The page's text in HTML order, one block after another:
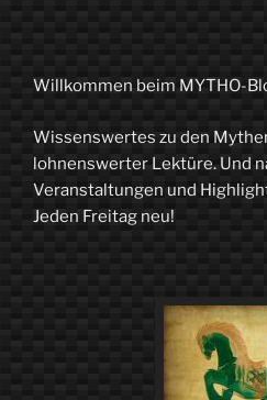
Willkommen beim MYTHO-
Wissenswertes zu den
lohnenswerter Lektüre. Und
Veranstaltungen und
Jeden Freitag neu!